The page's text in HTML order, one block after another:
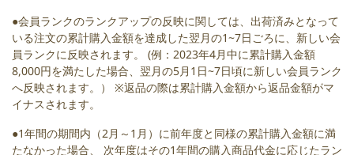
●会員ランクのランクアップの反映に関しては、出荷済みとなって
いる注文の累計購入金額を達成した翌月の1~7日ごろに、新しい会
員ランクに反映されます。 (例：2023年4月中に累計購入金額
8,000円を満たした場合、翌月の5月1日~7日頃に新しい会員ランク
へ反映されます。） ※返品の際は累計購入金額から返品金額がマ
イナスされます。
●1年間の期間内（2月～1月）に前年度と同様の累計購入金額に満
たなかった場合、 次年度はその1年間の購入商品代金に応じたラン